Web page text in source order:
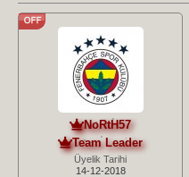
NoRtH57
Team Leader
Üyelik Tarihi
14-12-2018